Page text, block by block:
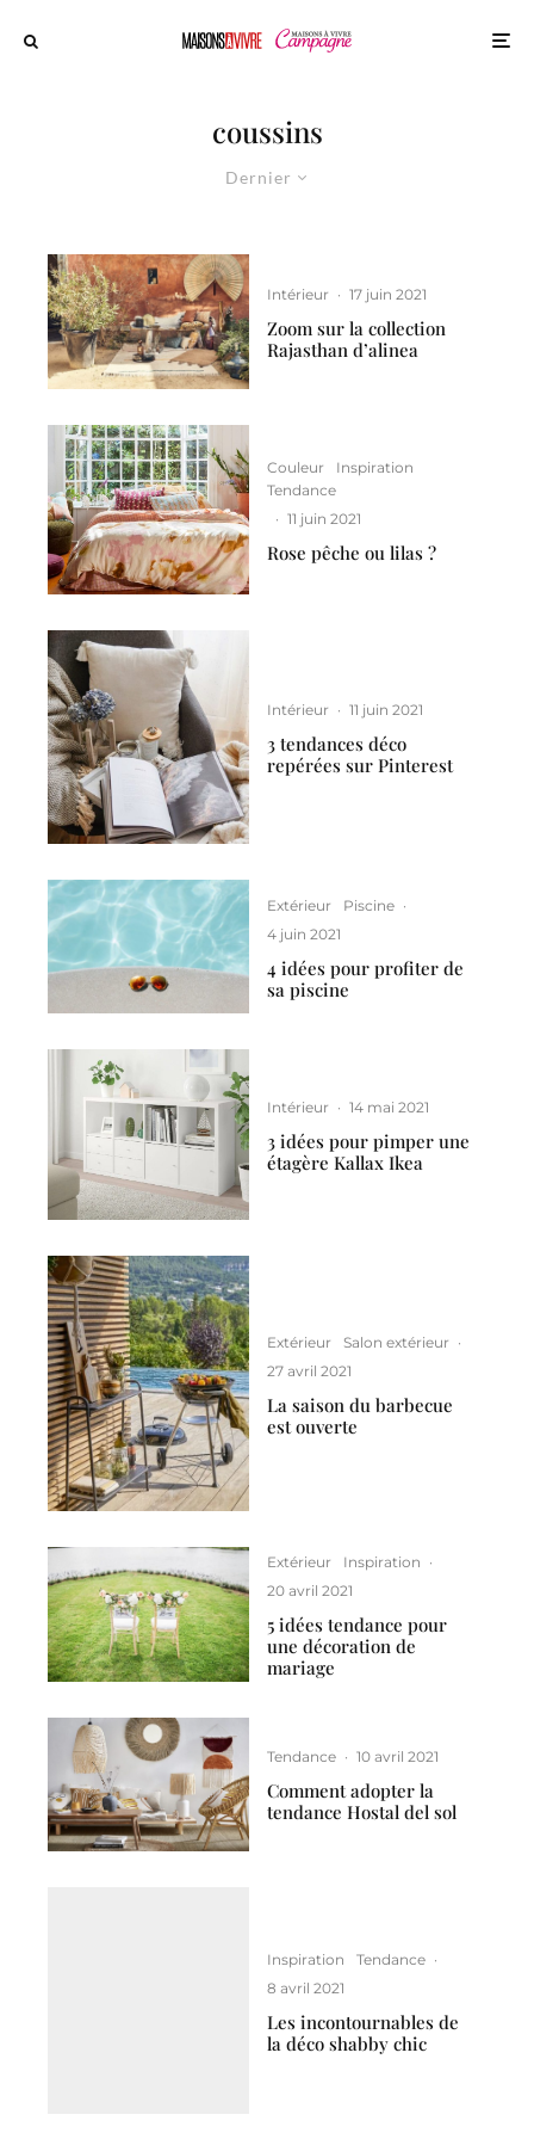
coussins
Dernier
Intérieur · 17 juin 2021
Zoom sur la collection
Rajasthan d’alinea
Couleur
Inspiration
Tendance
· 11 juin 2021
Rose pêche ou lilas ?
Intérieur · 11 juin 2021
3 tendances déco
repérées sur Pinterest
Extérieur Piscine ·
4 juin 2021
4 idées pour profiter de
sa piscine
Intérieur · 14 mai 2021
3 idées pour pimper une
étagère Kallax Ikea
Extérieur Salon extérieur ·
27 avril 2021
La saison du barbecue
est ouverte
Extérieur Inspiration ·
20 avril 2021
5 idées tendance pour
une décoration de
mariage
Tendance · 10 avril 2021
Comment adopter la
tendance Hostal del sol
Inspiration Tendance ·
8 avril 2021
Les incontournables de
la déco shabby chic